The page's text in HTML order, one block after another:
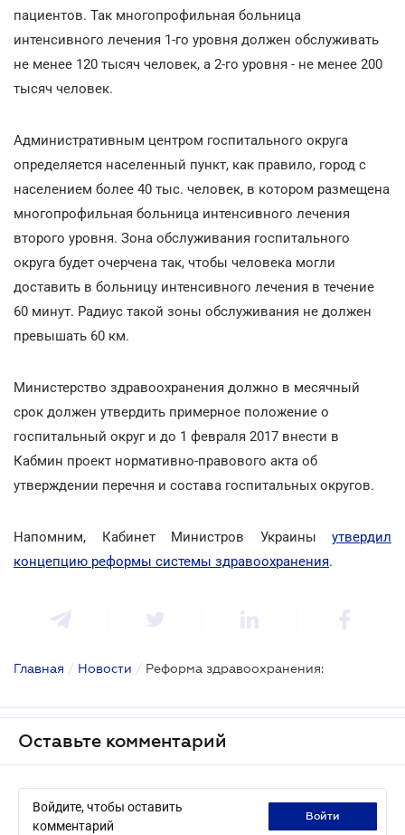
пациентов. Так многопрофильная больница
интенсивного лечения 1-го уровня должен обслуживать
не менее 120 тысяч человек, а 2-го уровня - не менее 200
тысяч человек.
Административным центром госпитального округа
определяется населенный пункт, как правило, город с
населением более 40 тыс. человек, в котором размещена
многопрофильная больница интенсивного лечения
второго уровня. Зона обслуживания госпитального
округа будет очерчена так, чтобы человека могли
доставить в больницу интенсивного лечения в течение
60 минут. Радиус такой зоны обслуживания не должен
превышать 60 км.
Министерство здравоохранения должно в месячный
срок должен утвердить примерное положение о
госпитальный округ и до 1 февраля 2017 внести в
Кабмин проект нормативно-правового акта об
утверждении перечня и состава госпитальных округов.
Напомним, Кабинет Министров Украины утвердил
концепцию реформы системы здравоохранения.
Главная / Новости / Реформа здравоохранения:
Оставьте комментарий
Войдите, чтобы оставить
комментарий
войти